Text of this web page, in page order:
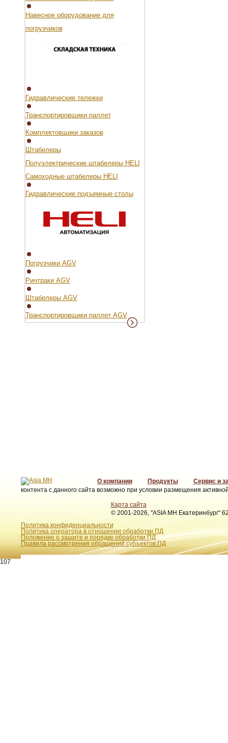
Навесное оборудование для
погрузчиков
Гидравлические тележки
Транспортировщики паллет
Комплектовщики заказов
Штабелеры
Полуэлектрические штабелеры HELI
Самоходные штабелеры HELI
Гидравлические подъемные столы
Погрузчики AGV
Ричтраки AGV
Штабелеры AGV
Транспортировщики паллет AGV
О компании Продукты
Сервис и
контента с данного сайта возможно при условии размещения
Карта сайта
© 2001-2026, "ASIA MH Екатеринбург"
Политика конфиденциальности
Политика оператора в отношении обработки ПД
Положение о защите и порядке обработки ПД
Правила рассмотрения обращений субъектов ПД
107